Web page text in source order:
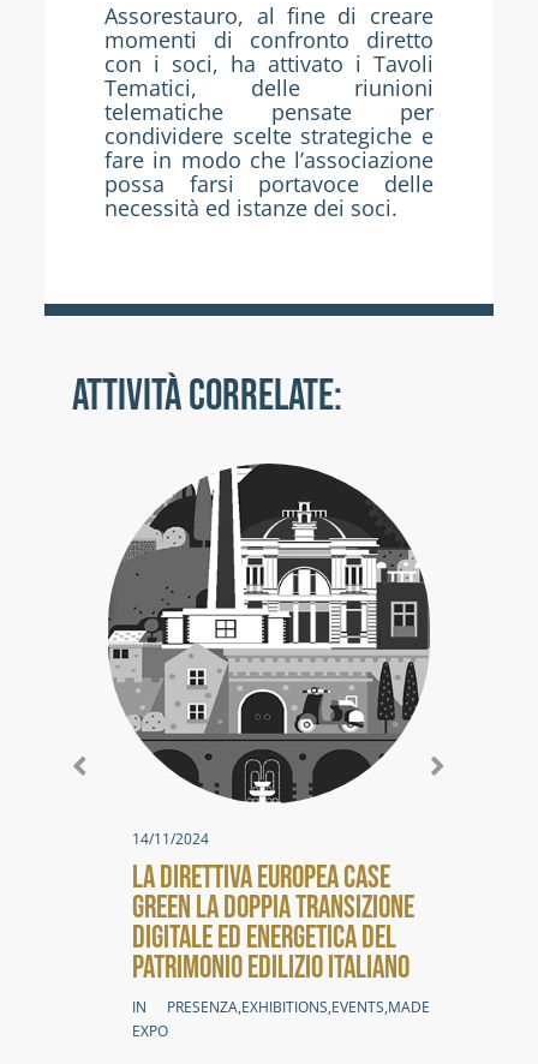
Assorestauro, al fine di creare
momenti di confronto diretto
con i soci, ha attivato i Tavoli
Tematici, delle riunioni
telematiche pensate per
condividere scelte strategiche e
fare in modo che l’associazione
possa farsi portavoce delle
necessità ed istanze dei soci.
ATTIVITÀ CORRELATE:
14/11/2024
LA DIRETTIVA EUROPEA CASE
GREEN LA DOPPIA TRANSIZIONE
DIGITALE ED ENERGETICA DEL
PATRIMONIO EDILIZIO ITALIANO
IN PRESENZA,EXHIBITIONS,EVENTS,MADE
EXPO